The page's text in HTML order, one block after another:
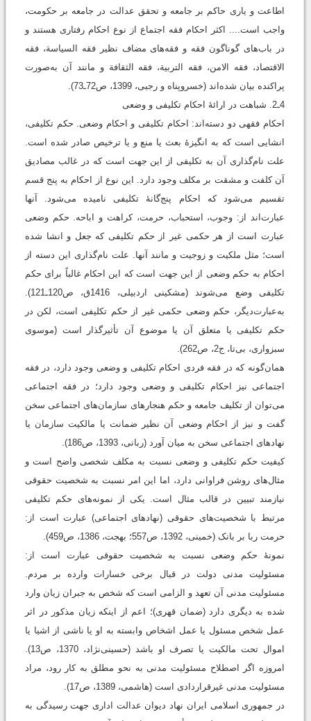
اطاعت و یاری حاکم بر جامعه و تحقق عدالت در جامعه بر حکومت،
واجب است.... اکثر احکام فقه اجتماع از نوع احکام رفتاری هستند و
در باب‌های گوناگون فقه و فقه‌های مضاف نظیر فقه السیاسة، فقه
الاقتصاد، فقه الامن، فقه التربیة، فقه الثقافة و مانند آن به‌صورت
پراکنده بیان شده‌اند (خسروپناه و رجبی، 1399، ص72ـ73).
4ـ2. شباهت در ارائۀ احکام تکلیفی و وضعی
احکام فقهی دو دسته‌اند: احکام تکلیفی و احکام وضعی. حکم تکلیفی،
انشایی است که به انگیزۀ بعث یا منع و یا ترخیص صادر شده است.
علت نام‌گذاری آن به تکلیفی از این جهت است که در غالب مصادیق
آن کلفت و مشقت بر مکلف وجود دارد. این نوع از احکام به پنج قسم
تقسیم می‌شود که احکام پنج‌گانۀ تکلیفی نامیده می‌شود. آنها
عبارت‌اند از: وجوب، استحباب، حرمت، کراهت و اباحه. حکم وضعی
عبارت است از هر حکمی غیر از حکم تکلیفی که جعل و انشا شده
است؛ مثل ملکیت و زوجیت و مانند آنها. علت نام‌گذاری این دسته از
احکام به حکم وضعی از این جهت است که این احکام غالباً برای حکم
تکلیفی وضع می‌شوند (مشکینی اردبیلی، 1416ق، ص120ـ121).
به‌عبارت‌دیگر، حکم وضعی حکمی غیر از حکم تکلیفی است، لکن در
حکم تکلیفی یا متعلق آن یا موضوع آن تأثیرگذار است (موسوی
سبزواری، بی‌تا، ج2، ص262).
همان‌گونه که در فقه فردی احکام تکلیفی و وضعی وجود دارد، در فقه
اجتماعی نیز احکام تکلیفی و وضعی وجود دارد؛ در فقه اجتماعی
می‌توان از تکلیف جامعه و حکم هنجارهای سازمان‌های اجتماعی سخن
گفت و نیز از احکام وضعی آن نظیر ضمانت یا مالکیت سازمان یا
نهادهای اجتماعی سخن به میان آورد (ربانی، 1393، ص186).
کیفیت حکم تکلیفی و وضعی نسبت به مکلف شخصی واضح است و
مثال‌های روشن فراوانی دارد، اما این امر نسبت به شخصیت حقوقی
نیازمند تبیین در قالب مثال است. یکی از نمونه‌های حکم تکلیفی
مرتبط با شخصیت‌های حقوقی (نهادهای اجتماعی) عبارت است از:
حرمت ربا بر بانک (خمینی، 1392، ص557؛ بهجت، 1386، ص459).
نمونۀ حکم وضعی نسبت به شخصیت حقوقی عبارت است از:
مسئولیت مدنی دولت در قبال برخی خسارات وارده بر مردم.
مسئولیت مدنی آن تعهد و الزامی است که شخص به جبران زیان وارد
شده به دیگری دارد (ضمان قهری)؛ اعم از اینکه زیان مذکور در اثر
عمل شخص مسئول یا عمل اشخاص وابسته به او یا ناشی از اشیا یا
اموال تحت مالکیت یا تصرف او باشد (حسینی‌نژاد، 1370، ص13).
امروزه اگر اصطلاح مسئولیت مدنی به نحو مطلق به کار رود، مراد
مسئولیت مدنی غیرقراردادی است (هاشمی، 1389، ص17).
در جمهوری اسلامی ایران نهاد دیوان عدالت اداری جهت رسیدگی به